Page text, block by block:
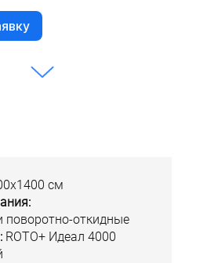
см
поворотно-откидные
ROTO+ Идеал 4000